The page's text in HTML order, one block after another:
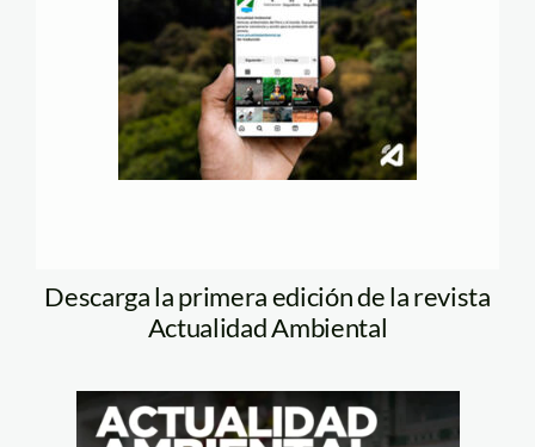
Descarga la primera edición de la revista
Actualidad Ambiental